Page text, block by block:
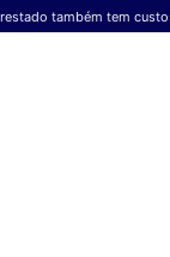
também tem